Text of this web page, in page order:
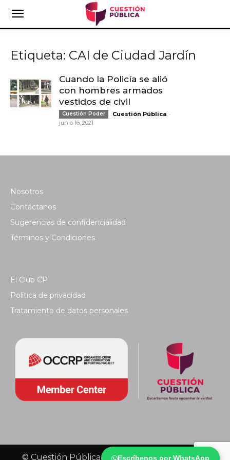
Escríbenos por WhatsApp
Etiqueta: CAI de Ciudad Jardín
Cuando la Policía se alió
con hombres armados
vestidos de civil
Cuestión Poder Cuestión Pública -
junio 16, 2021
Nosotros
Contáctanos
Sugerencias de confidencialidad
Términos y Condiciones
El Club CP
Política de privacidad
Tratamiento de datos personales
© Cuestión Pública 2018 - Todos los derechos